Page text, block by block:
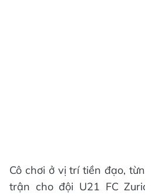
Cô chơi ở vị trí tiền đạo,
trận cho đội U21 FC